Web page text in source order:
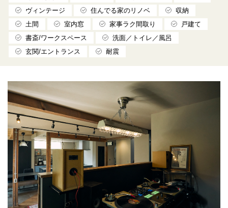
ヴィンテージ
住んでる家のリノベ
収納
土間
室内窓 家事ラク間取り
戸建て
書斎/ワークスペース
洗面／トイレ／風呂
玄関/エントランス
耐震